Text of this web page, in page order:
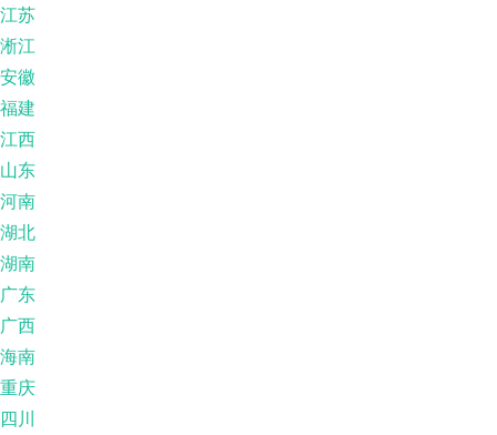
江苏
淅江
安徽
福建
江西
山东
河南
湖北
湖南
广东
广西
海南
重庆
四川